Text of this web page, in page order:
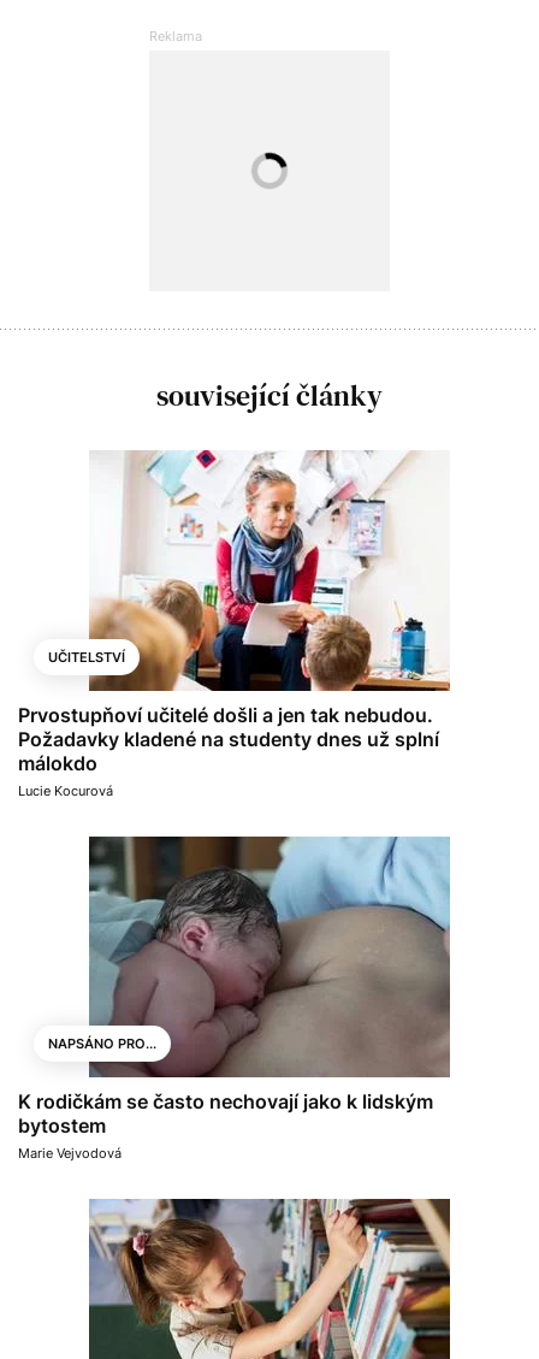
související články
UČITELSTVÍ
Prvostupňoví učitelé došli a jen tak nebudou.
Požadavky kladené na studenty dnes už splní
málokdo
Lucie Kocurová
NAPSÁNO PRO...
K rodičkám se často nechovají jako k lidským
bytostem
Marie Vejvodová